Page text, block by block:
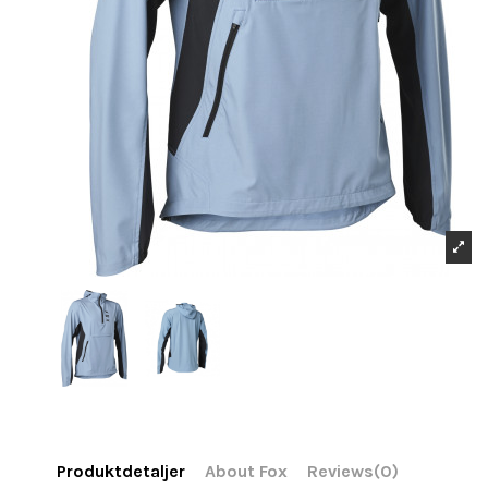
Produktdetaljer About Fox Reviews(0)